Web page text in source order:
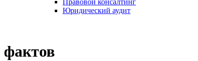
Правовой консалтинг
Юридический аудит
фактов